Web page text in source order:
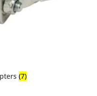
(7)